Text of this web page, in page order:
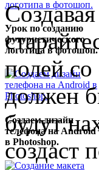
Урок по созданию
футуристического
логотипа в фотошоп.
Создаем дизайн
телефона на Android
в Photoshop.
полей
должен
будут
создаст